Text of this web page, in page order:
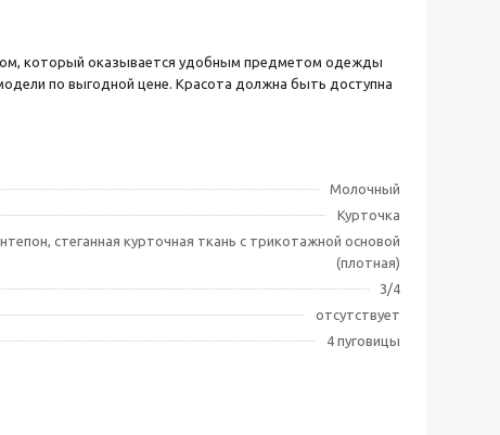
который оказывается удобным предметом одежды
по выгодной цене. Красота должна быть доступна
Молочный
Курточка
стеганная курточная ткань с трикотажной основой
(плотная)
3/4
отсутствует
4 пуговицы